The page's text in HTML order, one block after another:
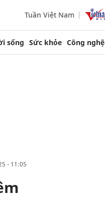
Tuần Việt Nam
sống Sức khỏe Công nghệ
- 11:05